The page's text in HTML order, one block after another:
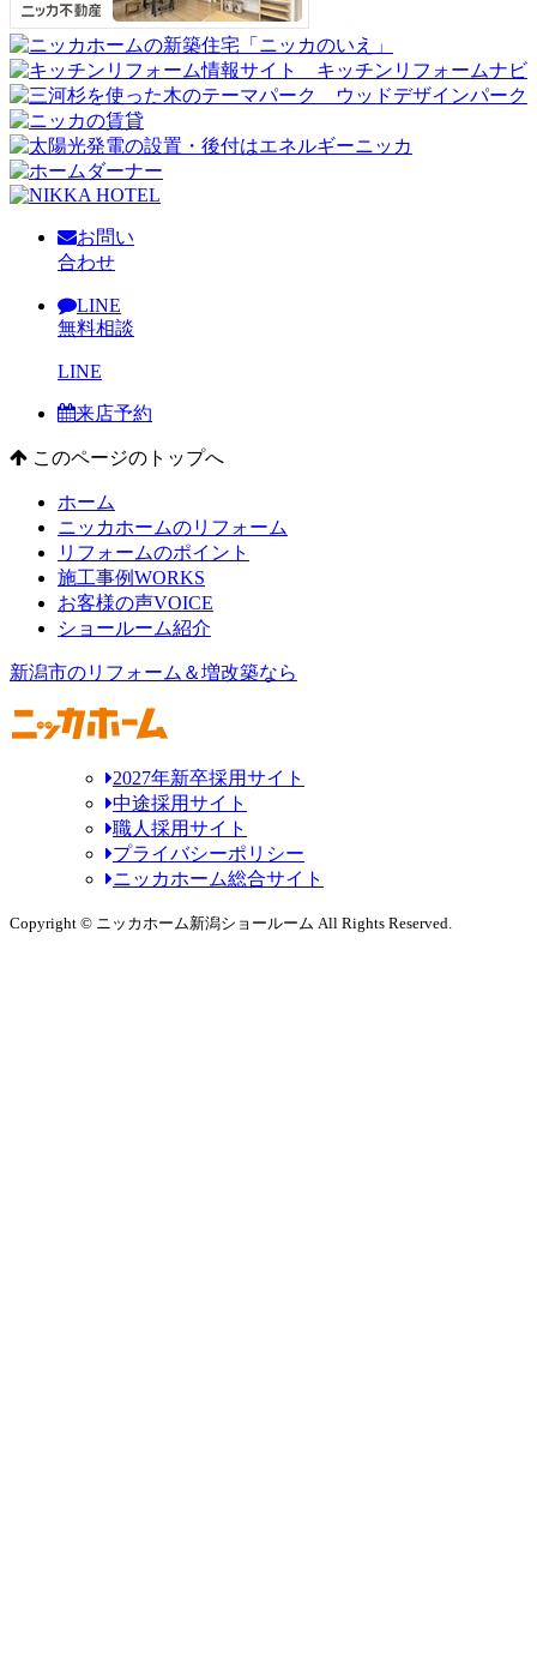
お問い
合わせ
LINE
無料相談
LINE
来店予約
このページのトップへ
ホーム
ニッカホームのリフォーム
リフォームのポイント
施工事例WORKS
お客様の声VOICE
ショールーム紹介
新潟市のリフォーム＆増改築なら
2027年新卒採用サイト
中途採用サイト
職人採用サイト
プライバシーポリシー
ニッカホーム総合サイト
Copyright © ニッカホーム新潟ショールーム All Rights Reserved.